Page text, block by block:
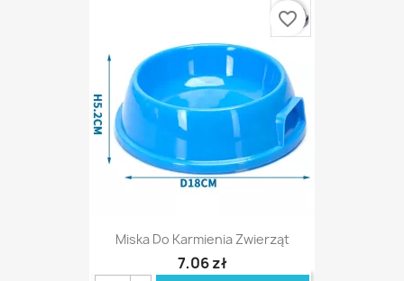
Miska Do Karmienia Zwierząt
7,06 zł
favorite_border